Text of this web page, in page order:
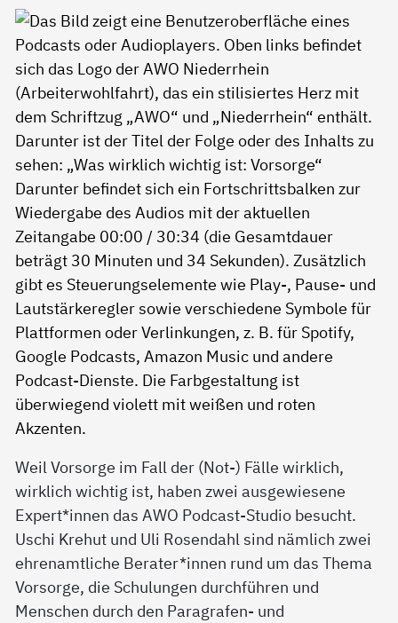
Weil Vorsorge im Fall der (Not-) Fälle wirklich,
wirklich wichtig ist, haben zwei ausgewiesene
Expert*innen das AWO Podcast-Studio besucht.
Uschi Krehut und Uli Rosendahl sind nämlich zwei
ehrenamtliche Berater*innen rund um das Thema
Vorsorge, die Schulungen durchführen und
Menschen durch den Paragrafen- und